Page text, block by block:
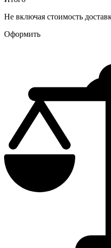
Не включая стоимость
Оформить